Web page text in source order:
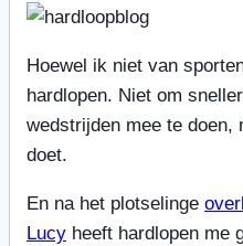
Hoewel ik niet van
hardlopen. Niet om
wedstrijden mee te doen,
doet.
En na het plotselinge
Lucy heeft hardlopen me